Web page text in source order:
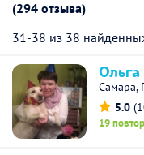
(294 отзыва)
31-38 из 38
Самара,
5.0
19